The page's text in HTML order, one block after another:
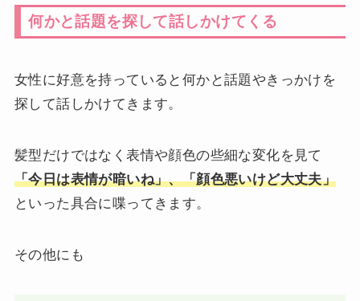
何かと話題を探して話しかけてくる
女性に好意を持っていると何かと話題やきっかけを
探して話しかけてきます。
髪型だけではなく表情や顔色の些細な変化を見て
「今日は表情が暗いね」、「顔色悪いけど大丈夫」
といった具合に喋ってきます。
その他にも